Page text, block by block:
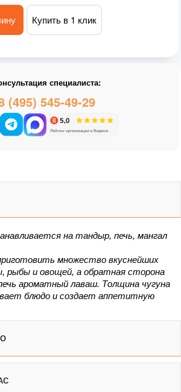
Купить в 1 клик
специалиста:
(495) 545-49-29
на тандыр, печь, мангал
множество вкуснейших
рыбы и овощей, а обратная сторона
ароматный лаваш. Толщина чугуна
блюдо и создает аппетитную